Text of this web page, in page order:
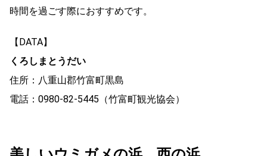
時間を過ごす際におすすめです。
【DATA】
くろしまとうだい
住所：八重山郡竹富町黒島
電話：0980-82-5445（竹富町観光協会）